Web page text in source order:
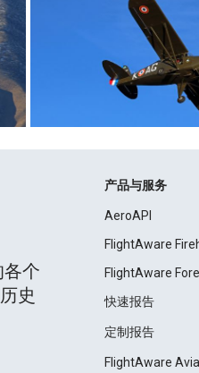
个
史
产品与服务
AeroAPI
FlightAware
FlightAware
快速报告
定制报告
FlightAware